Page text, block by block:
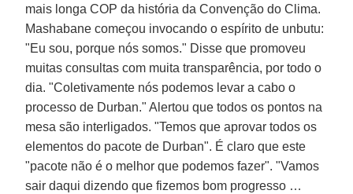
mais longa COP da história da Convenção do Clima.
Mashabane começou invocando o espírito de unbutu:
"Eu sou, porque nós somos." Disse que promoveu
muitas consultas com muita transparência, por todo o
dia. "Coletivamente nós podemos levar a cabo o
processo de Durban." Alertou que todos os pontos na
mesa são interligados. "Temos que aprovar todos os
elementos do pacote de Durban". É claro que este
"pacote não é o melhor que podemos fazer". "Vamos
sair daqui dizendo que fizemos bom progresso …